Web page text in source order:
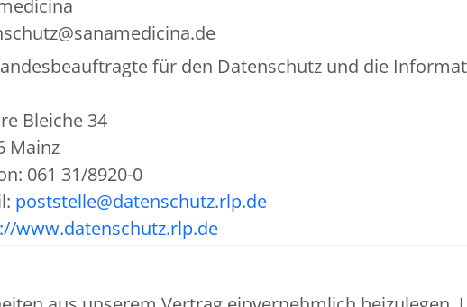
für den Datenschutz und die
Bleiche 34
Mainz
061 31/8920-0
poststelle@datenschutz.rlp.de
www.datenschutz.rlp.de